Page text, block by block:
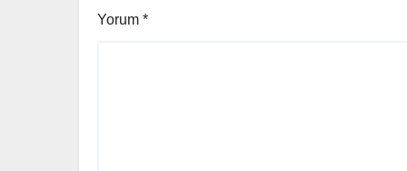
Yorum *